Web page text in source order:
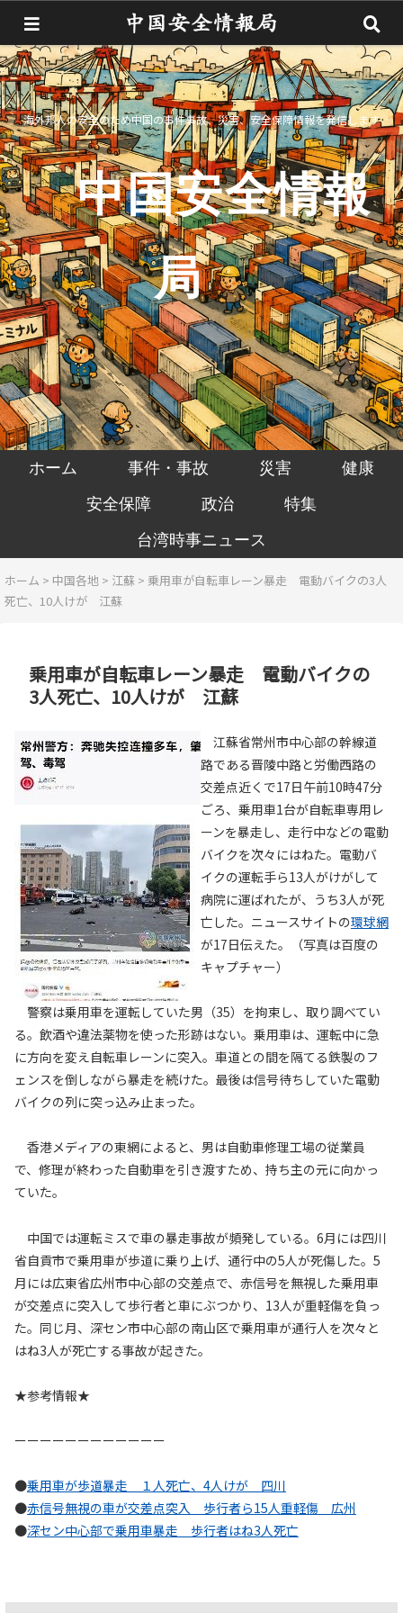
海外邦人の安全のため中国の事件事故、災害、安全保障情報を発信します
中国安全情報
局
ホーム 事件・事故 災害
健康
安全保障
政治
特集
台湾時事ニュース
ホーム > 中国各地 > 江蘇 >乗用車が自転車レーン暴走 電動バイクの3人
死亡、10人けが 江蘇
乗用車が自転車レーン暴走 電動バイクの
3人死亡、10人けが 江蘇
江蘇省常州市中心部の幹線道
路である晋陵中路と労働西路の
交差点近くで17日午前10時47分
ごろ、乗用車1台が自転車専用レ
ーンを暴走し、走行中などの電動
バイクを次々にはねた。電動バ
イクの運転手ら13人がけがして
病院に運ばれたが、うち3人が死
亡した。ニュースサイトの環球網
が17日伝えた。（写真は百度の
キャプチャー）
警察は乗用車を運転していた男（35）を拘束し、取り調べてい
る。飲酒や違法薬物を使った形跡はない。乗用車は、運転中に急
に方向を変え自転車レーンに突入。車道との間を隔てる鉄製のフ
ェンスを倒しながら暴走を続けた。最後は信号待ちしていた電動
バイクの列に突っ込み止まった。
香港メディアの東網によると、男は自動車修理工場の従業員
で、修理が終わった自動車を引き渡すため、持ち主の元に向かっ
ていた。
中国では運転ミスで車の暴走事故が頻発している。6月には四川
省自貢市で乗用車が歩道に乗り上げ、通行中の5人が死傷した。5
月には広東省広州市中心部の交差点で、赤信号を無視した乗用車
が交差点に突入して歩行者と車にぶつかり、13人が重軽傷を負っ
た。同じ月、深セン市中心部の南山区で乗用車が通行人を次々と
はね3人が死亡する事故が起きた。
★参考情報★
ーーーーーーーーーーーー
●乗用車が歩道暴走 １人死亡、4人けが 四川
●赤信号無視の車が交差点突入 歩行者ら15人重軽傷 広州
●深セン中心部で乗用車暴走 歩行者はね3人死亡